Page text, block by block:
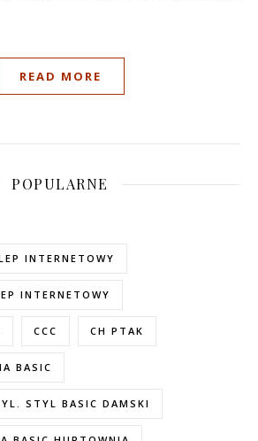
READ MORE
POPULARNE
INTERNETOWY
INTERNETOWY
CCC CH PTAK
BASIC
STYL BASIC DAMSKI